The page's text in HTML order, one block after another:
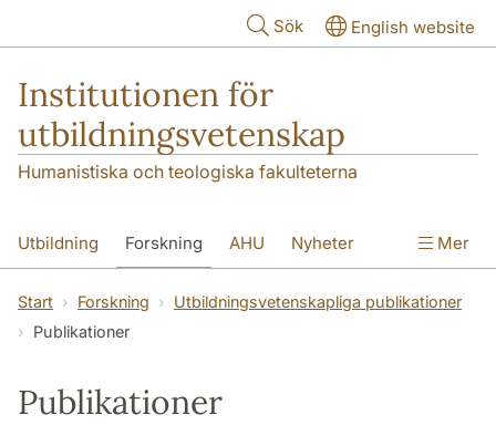
Sök English website
Institutionen för
utbildningsvetenskap
Humanistiska och teologiska fakulteterna
Utbildning Forskning AHU Nyheter
Kontakt Om institutionen
Mer
Start Forskning
Utbildningsvetenskapliga publikationer
Publikationer
Publikationer